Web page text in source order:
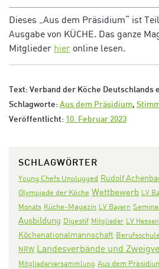
Dieses „Aus dem Präsidium“ ist
Ausgabe von KÜCHE. Das ganze
Mitglieder hier online lesen.
Text: Verband der Köche Deutschlands
Schlagworte: Aus dem Präsidium,
Veröffentlicht: 10. Februar 2023
SCHLAGWÖRTER
Young Chefs Unplugged Rudolf
Olympiade der Köche Wettbewerb LV
Monats Küche-Magazin LV Bayern
Ausbildung Digestif Mitglieder LV Hessen
Köchenationalmannschaft
NRW Landesverbände und
Mitgliederversammlung Aus dem